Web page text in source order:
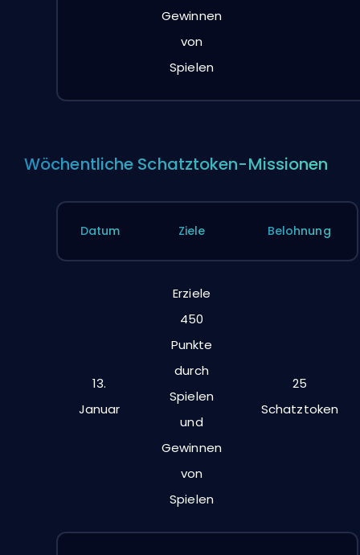
Gewinnen
von
Spielen
Wöchentliche Schatztoken-Missionen
Datum Ziele Belohnung
13.
Januar
Erziele
450
Punkte
durch
Spielen
und
Gewinnen
von
Spielen
25
Schatztoken